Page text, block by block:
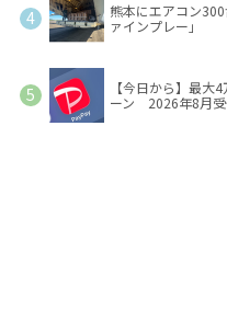
熊本にエアコン
ァインプレー」
【今日から】最大
ーン 2026年8月受